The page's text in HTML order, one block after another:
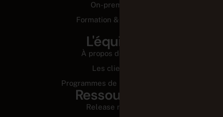
On-premise
Formation & Conseil
L'équipe
À propos de nous
Les clients
Programmes de partenariats
Ressources
Release notes